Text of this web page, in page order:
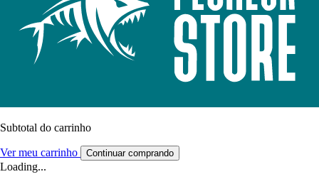
Subtotal do carrinho
Ver meu carrinho Continuar comprando
Loading...